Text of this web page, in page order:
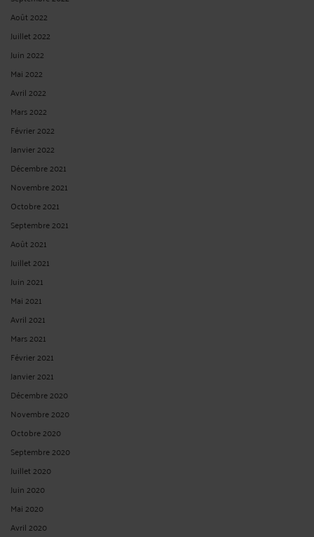
Août 2022
Juillet 2022
Juin 2022
Mai 2022
Avril 2022
Mars 2022
Février 2022
Janvier 2022
Décembre 2021
Novembre 2021
Octobre 2021
Septembre 2021
Août 2021
Juillet 2021
Juin 2021
Mai 2021
Avril 2021
Mars 2021
Février 2021
Janvier 2021
Décembre 2020
Novembre 2020
Octobre 2020
Septembre 2020
Juillet 2020
Juin 2020
Mai 2020
Avril 2020